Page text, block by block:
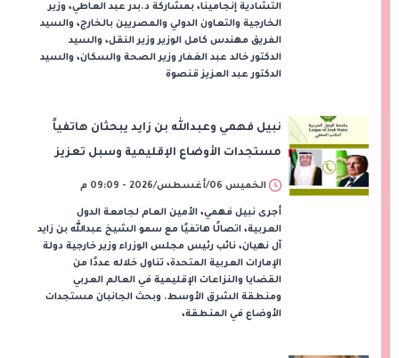
التشادية إنجامينا، بمشاركة د.بدر عبد العاطي، وزير
الخارجية والتعاون الدولي والمصريين بالخارج، والسيد
الفريق مهندس كامل الوزير وزير النقل، والسيد
الدكتور خالد عبد الغفار وزير الصحة والسكان، والسيد
الدكتور عبد العزيز قنصوة
نبيل فهمي وعبدالله بن زايد يبحثان هاتفياً
مستجدات الأوضاع الإقليمية وسبل تعزيز
الاستقرار
الخميس 06/أغسطس/2026 - 09:09 م
أجرى نبيل فهمي، الأمين العام لجامعة الدول
العربية، اتصالًا هاتفيًا مع سمو الشيخ عبدالله بن زايد
آل نهيان، نائب رئيس مجلس الوزراء وزير خارجية دولة
الإمارات العربية المتحدة، تناول خلاله عددًا من
القضايا والنزاعات الإقليمية في العالم العربي
ومنطقة الشرق الأوسط. وبحث الجانبان مستجدات
الأوضاع في المنطقة،